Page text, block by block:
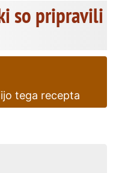
so pripravili
tega recepta